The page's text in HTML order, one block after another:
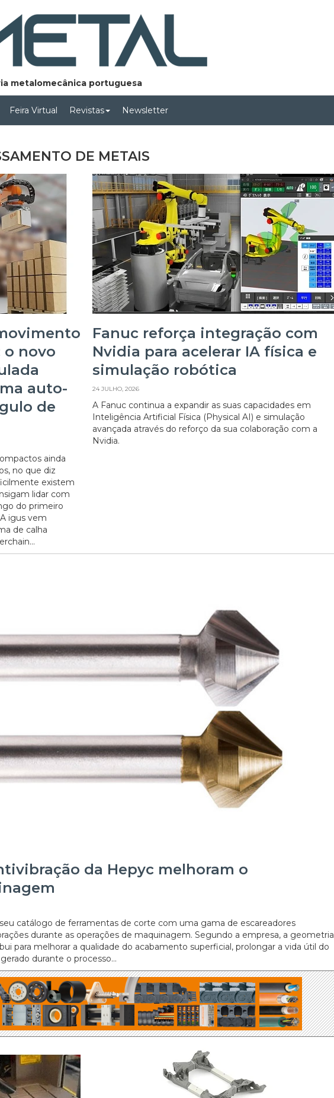
metalomecânica portuguesa
Feira Virtual Revistas Newsletter
DE METAIS
o novo
auto-
de
ainda
no que diz
existem
lidar com
do primeiro
igus vem
de calha
Fanuc reforça integração com
Nvidia para acelerar IA física e
simulação robótica
24 JULHO, 2026
A Fanuc continua a expandir as suas capacidades em
Inteligência Artificial Física (Physical AI) e simulação
avançada através do reforço da sua colaboração com a
Nvidia.
da Hepyc melhoram o
catálogo de ferramentas de corte com uma gama de escareadores
durante as operações de maquinagem. Segundo a empresa, a geometria
para melhorar a qualidade do acabamento superficial, prolongar a vida útil do
durante o processo...